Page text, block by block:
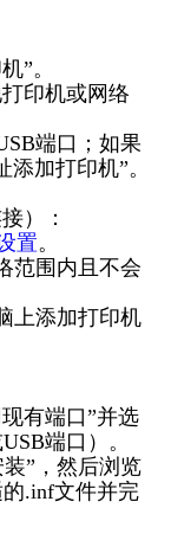
”。
印机或网络
端口；如果
加打印机”。
）：
置。
范围内且不会
上添加打印机
有端口”并选
端口）。
”，然后浏览
.inf文件并完